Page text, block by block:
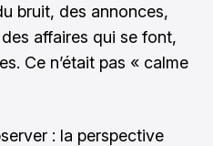
bruit, des annonces,
affaires qui se font,
Ce n’était pas « calme
: la perspective